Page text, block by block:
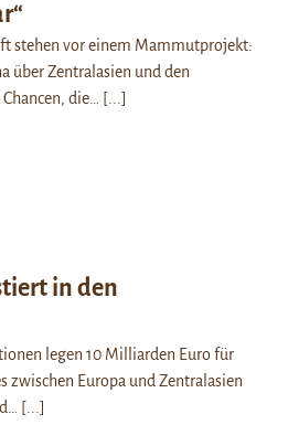
stehen vor einem Mammutprojekt:
über Zentralasien und den
die…
[...]
in den
legen 10 Milliarden Euro für
zwischen Europa und Zentralasien
[...]